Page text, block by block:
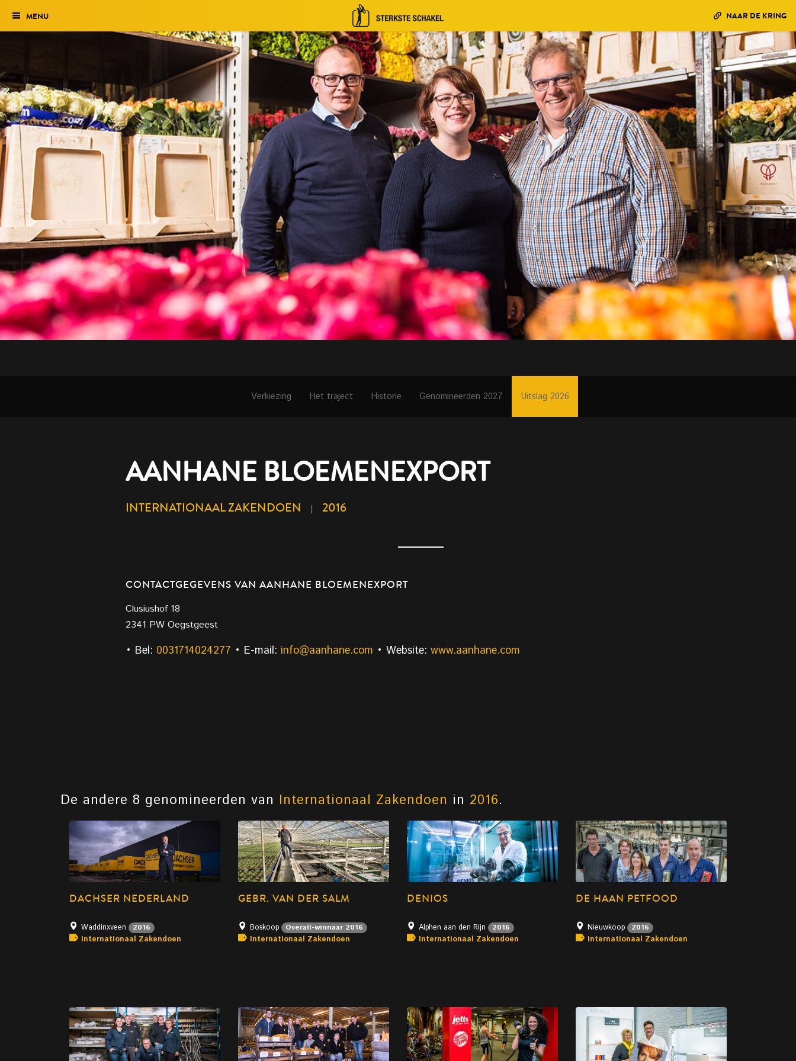
Het traject
Historie
Genomineerden 2027
Uitslag 2026
MENU NAAR DE KRING
Verkiezing Het traject Historie Genomineerden 2027 Uitslag 2026
AANHANE BLOEMENEXPORT
INTERNATIONAAL ZAKENDOEN | 2016
CONTACTGEGEVENS VAN AANHANE BLOEMENEXPORT
Clusiushof 18
2341 PW Oegstgeest
• Bel: 0031714024277 • E-mail: info@aanhane.com • Website: www.aanhane.com
De andere 8 genomineerden van Internationaal Zakendoen in 2016.
DACHSER NEDERLAND
Waddinxveen 2016
Internationaal Zakendoen
GEBR. VAN DER SALM
Boskoop Overall-winnaar 2016
Internationaal Zakendoen
DENIOS
Alphen aan den Rijn 2016
Internationaal Zakendoen
DE HAAN PETFOOD
Nieuwkoop 2016
Internationaal Zakendoen